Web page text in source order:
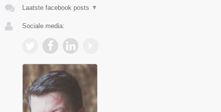
Laatste facebook posts ▼
Sociale media: